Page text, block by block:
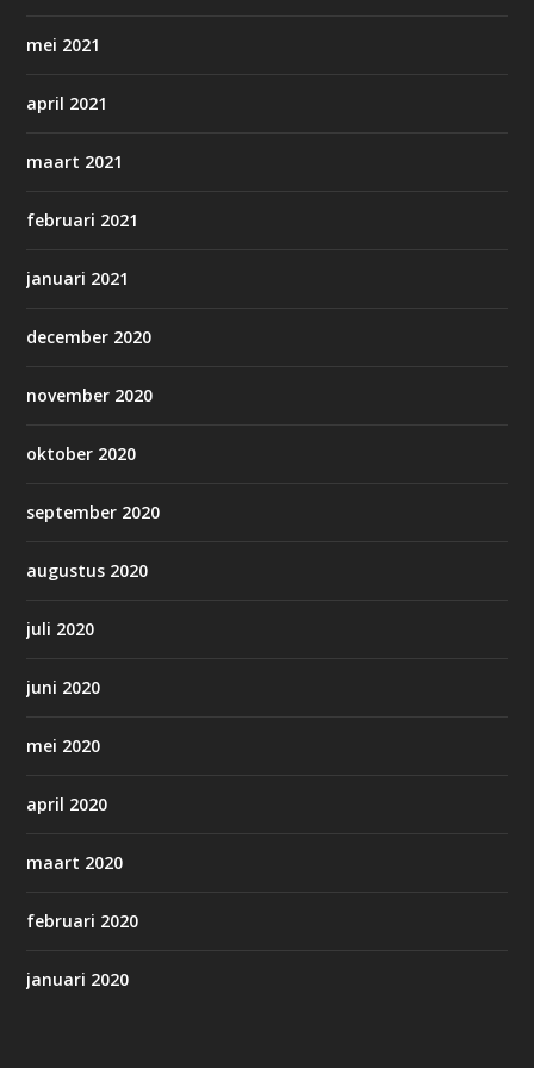
mei 2021
april 2021
maart 2021
februari 2021
januari 2021
december 2020
november 2020
oktober 2020
september 2020
augustus 2020
juli 2020
juni 2020
mei 2020
april 2020
maart 2020
februari 2020
januari 2020